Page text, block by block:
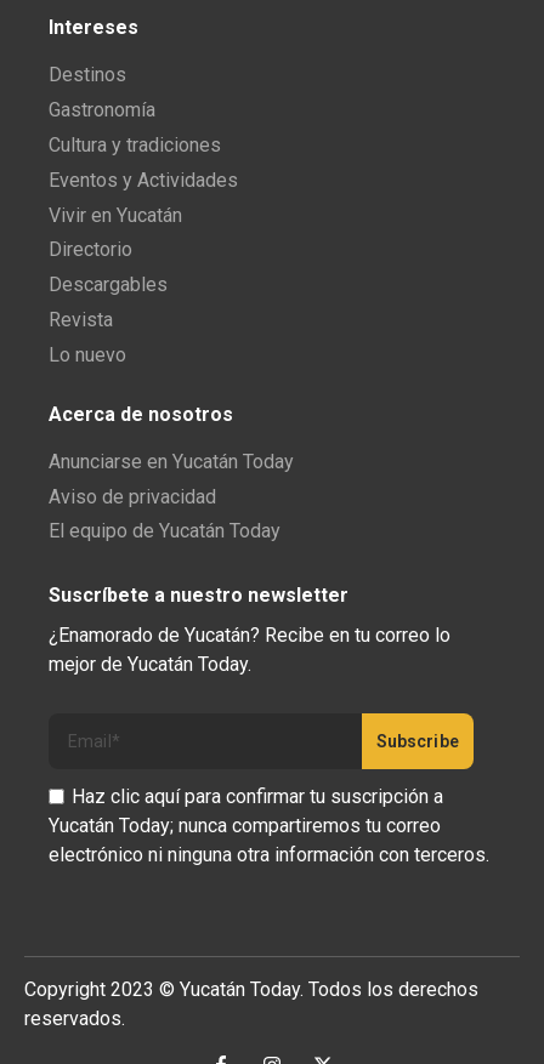
Intereses
Destinos
Gastronomía
Cultura y tradiciones
Eventos y Actividades
Vivir en Yucatán
Directorio
Descargables
Revista
Lo nuevo
Acerca de nosotros
Anunciarse en Yucatán Today
Aviso de privacidad
El equipo de Yucatán Today
Suscríbete a nuestro newsletter
¿Enamorado de Yucatán? Recibe en tu correo lo
mejor de Yucatán Today.
Haz clic aquí para confirmar tu suscripción a
Yucatán Today; nunca compartiremos tu correo
electrónico ni ninguna otra información con terceros.
Copyright 2023 © Yucatán Today. Todos los derechos
reservados.